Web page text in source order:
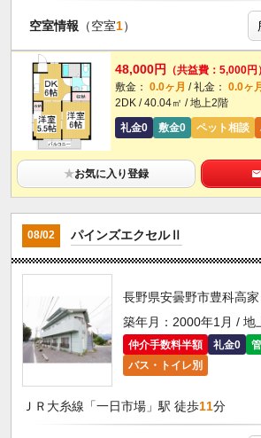
空室情報 （空室1）
48,000円
（共益費：5,000円）
敷金： 0.0ヶ月 / 礼金： 0.0ヶ月
2DK / 40.04㎡ / 地上2階
礼金0
敷金0 ペット相談
★お気に入り登録
08/02 パインズエクセルⅡ
長野県安曇野市豊科高家
築年月：2000年1月 / 地
仲介手数料半額 礼金0
バス・トイレ別
ＪＲ大糸線「一日市場」駅 徒歩11分